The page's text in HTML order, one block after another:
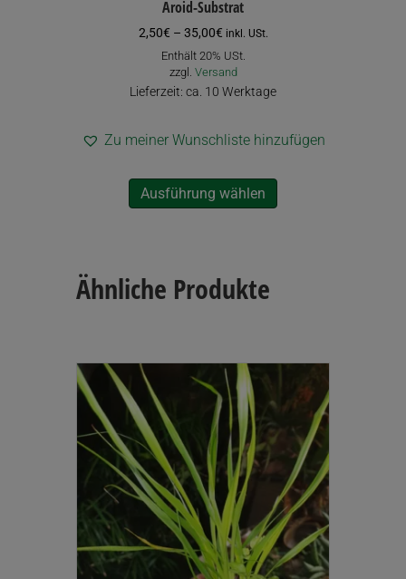
Aroid-Substrat
2,50€ – 35,00€Preisspanne:
2,50€
bis
35,00€
inkl. USt.
Enthält 20% USt.
zzgl. Versand
Lieferzeit: ca. 10 Werktage
Zu meiner Wunschliste hinzufügen
Ausführung wählen
auf
Produktseite
gewählt
werden
Ähnliche Produkte